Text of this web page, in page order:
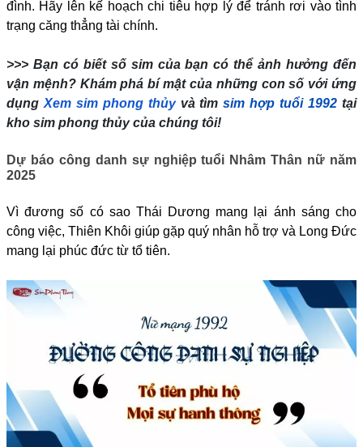
đình. Hãy lên kế hoạch chi tiêu hợp lý để tránh rơi vào tình
trạng căng thẳng tài chính.
>>> Bạn có biết số sim của bạn có thể ảnh hưởng đến
vận mệnh? Khám phá bí mật của những con số với ứng
dụng Xem sim phong thủyvà tìmsim hợp tuổi 1992 tại
kho sim phong thủy của chúng tôi!
Dự báo công danh sự nghiệp tuổi Nhâm Thân nữ năm
2025
Vì đương số có sao Thái Dương mang lại ánh sáng cho
công việc, Thiên Khôi giúp gặp quý nhân hỗ trợ và Long Đức
mang lại phúc đức từ tổ tiên.